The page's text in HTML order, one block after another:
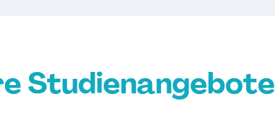
Studienangebote